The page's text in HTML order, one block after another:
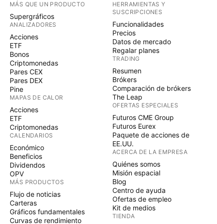
MÁS QUE UN PRODUCTO
Supergráficos
ANALIZADORES
Acciones
ETF
Bonos
Criptomonedas
Pares CEX
Pares DEX
Pine
MAPAS DE CALOR
Acciones
ETF
Criptomonedas
CALENDARIOS
Económico
Beneficios
Dividendos
OPV
MÁS PRODUCTOS
Flujo de noticias
Carteras
Gráficos fundamentales
Curvas de rendimiento
HERRAMIENTAS Y
SUSCRIPCIONES
Funcionalidades
Precios
Datos de mercado
Regalar planes
TRADING
Resumen
Brókers
Comparación de brókers
The Leap
OFERTAS ESPECIALES
Futuros CME Group
Futuros Eurex
Paquete de acciones de
EE.UU.
ACERCA DE LA EMPRESA
Quiénes somos
Misión espacial
Blog
Centro de ayuda
Ofertas de empleo
Kit de medios
TIENDA